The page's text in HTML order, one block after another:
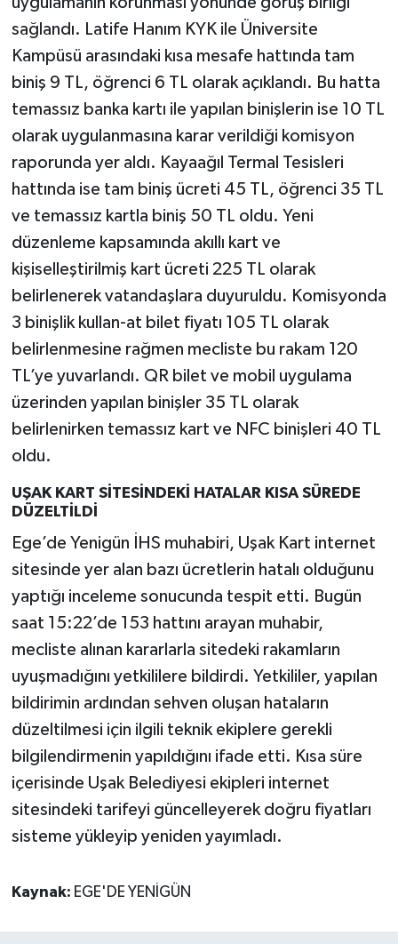
sağlandı. Latife Hanım KYK ile Üniversite
Kampüsü arasındaki kısa mesafe hattında tam
biniş 9 TL, öğrenci 6 TL olarak açıklandı. Bu hatta
temassız banka kartı ile yapılan binişlerin ise 10 TL
olarak uygulanmasına karar verildiği komisyon
raporunda yer aldı. Kayaağıl Termal Tesisleri
hattında ise tam biniş ücreti 45 TL, öğrenci 35 TL
ve temassız kartla biniş 50 TL oldu. Yeni
düzenleme kapsamında akıllı kart ve
kişiselleştirilmiş kart ücreti 225 TL olarak
belirlenerek vatandaşlara duyuruldu. Komisyonda
3 binişlik kullan-at bilet fiyatı 105 TL olarak
belirlenmesine rağmen mecliste bu rakam 120
TL’ye yuvarlandı. QR bilet ve mobil uygulama
üzerinden yapılan binişler 35 TL olarak
belirlenirken temassız kart ve NFC binişleri 40 TL
oldu.
UŞAK KART SİTESİNDEKİ HATALAR KISA SÜREDE
DÜZELTİLDİ
Ege’de Yenigün İHS muhabiri, Uşak Kart internet
sitesinde yer alan bazı ücretlerin hatalı olduğunu
yaptığı inceleme sonucunda tespit etti. Bugün
saat 15:22’de 153 hattını arayan muhabir,
mecliste alınan kararlarla sitedeki rakamların
uyuşmadığını yetkililere bildirdi. Yetkililer, yapılan
bildirimin ardından sehven oluşan hataların
düzeltilmesi için ilgili teknik ekiplere gerekli
bilgilendirmenin yapıldığını ifade etti. Kısa süre
içerisinde Uşak Belediyesi ekipleri internet
sitesindeki tarifeyi güncelleyerek doğru fiyatları
sisteme yükleyip yeniden yayımladı.
Kaynak: EGE'DE YENİGÜN